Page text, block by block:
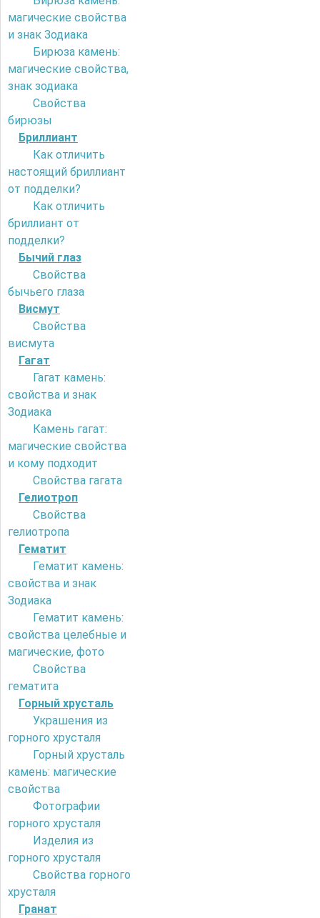
магические свойства
и знак Зодиака
Бирюза камень:
магические свойства,
знак зодиака
Свойства
бирюзы
Бриллиант
Как отличить
настоящий бриллиант
от подделки?
Как отличить
бриллиант от
подделки?
Бычий глаз
Свойства
бычьего глаза
Висмут
Свойства
висмута
Гагат
Гагат камень:
свойства и знак
Зодиака
Камень гагат:
магические свойства
и кому подходит
Свойства гагата
Гелиотроп
Свойства
гелиотропа
Гематит
Гематит камень:
свойства и знак
Зодиака
Гематит камень:
свойства целебные и
магические, фото
Свойства
гематита
Горный хрусталь
Украшения из
горного хрусталя
Горный хрусталь
камень: магические
свойства
Фотографии
горного хрусталя
Изделия из
горного хрусталя
Свойства горного
хрусталя
Гранат